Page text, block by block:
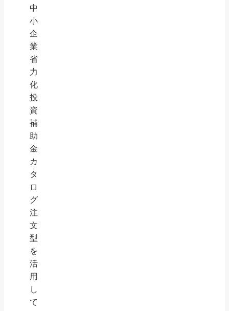
中
小
企
業
省
力
化
投
資
補
助
金
カ
タ
ロ
グ
注
文
型
を
活
用
し
て